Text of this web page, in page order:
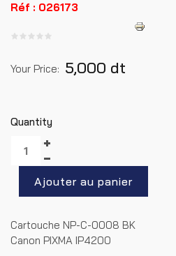
Réf : 026173
Your Price: 5,000 dt
Quantity
Cartouche NP-C-0008 BK
Canon PIXMA IP4200